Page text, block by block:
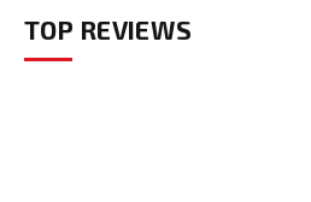
TOP REVIEWS